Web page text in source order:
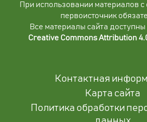
При использовании материалов с
первоисточник
Все материалы сайта
Creative Commons Attribution
Контактная
Карта сайта
Политика обработки